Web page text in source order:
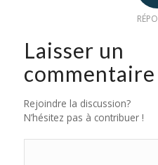
Laisser un
commentaire
Rejoindre la discussion?
N’hésitez pas à contribuer !